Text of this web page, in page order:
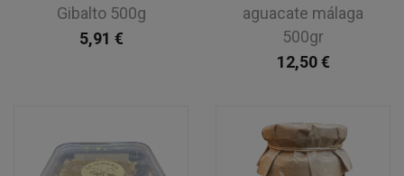
Gibalto 500g
5,91 €
aguacate málaga
500gr
12,50€